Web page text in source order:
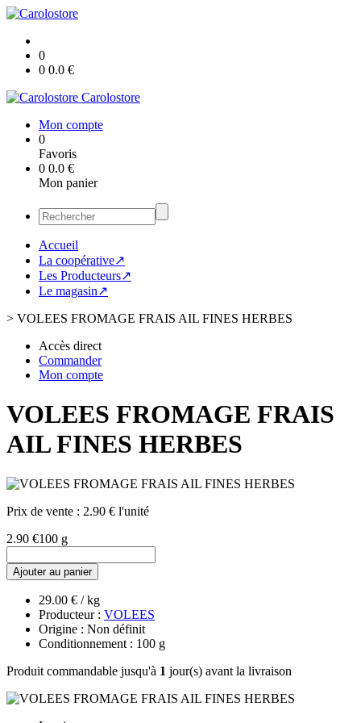
0
0 0.0 €
Carolostore
Mon compte
0
Favoris
0 0.0 €
Mon panier
Accueil
La coopérative↗
Les Producteurs↗
Le magasin↗
> VOLEES FROMAGE FRAIS AIL FINES HERBES
Accès direct
Commander
Mon compte
VOLEES FROMAGE FRAIS
AIL FINES HERBES
Prix de vente : 2.90 € l'unité
2.90 €100 g
Ajouter au panier
29.00 € / kg
Producteur : VOLEES
Origine : Non définit
Conditionnement : 100 g
Produit commandable jusqu'à 1 jour(s) avant la livraison